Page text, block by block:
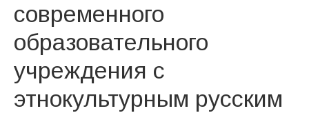
современного
образовательного
учреждения с
этнокультурным русским